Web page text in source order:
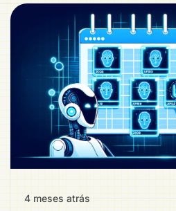
4 meses atrás